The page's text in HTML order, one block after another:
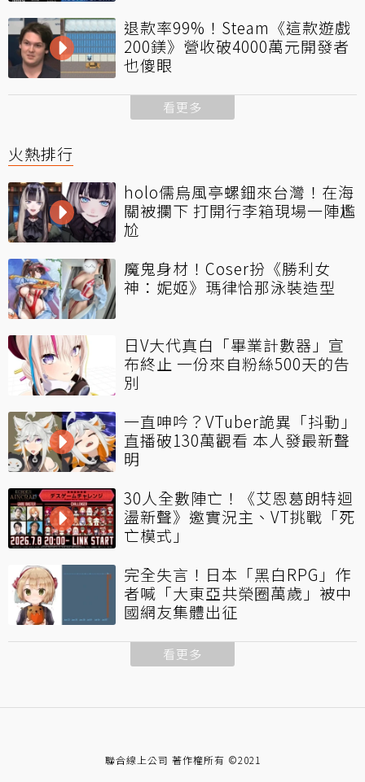
退款率99%！Steam《這款遊戲
200鎂》營收破4000萬元開發者
也傻眼
看更多
火熱排行
holo儒烏風亭螺鈿來台灣！在海
關被攔下 打開行李箱現場一陣尷
尬
魔鬼身材！Coser扮《勝利女
神：妮姬》瑪律恰那泳裝造型
日V大代真白「畢業計數器」宣
布終止 一份來自粉絲500天的告
別
一直呻吟？VTuber詭異「抖動」
直播破130萬觀看 本人發最新聲
明
30人全數陣亡！《艾恩葛朗特迴
盪新聲》邀實況主、VT挑戰「死
亡模式」
完全失言！日本「黑白RPG」作
者喊「大東亞共榮圈萬歲」被中
國網友集體出征
看更多
聯合線上公司 著作權所有 ©2021